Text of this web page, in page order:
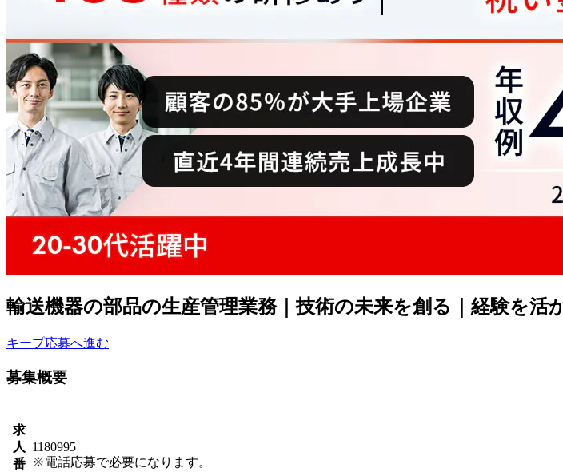
輸送機器の部品の生産管理業務｜技術の未来を創る｜経験を
キープ応募へ進む
募集概要
求
人
番
1180995
※電話応募で必要になります。